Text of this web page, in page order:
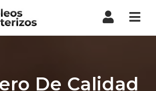
De Calidad